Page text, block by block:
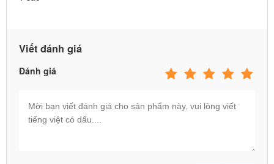
Danh sách hệ thống phân phối chính hãng của
babycuatoi.vn -> Click tại đây
✪ Kích thước:
✪ Nguyên liệu: Nhựa nguyên sinh cao cấp nhập khẩu từ Hàn
Viết đánh giá
Đánh giá